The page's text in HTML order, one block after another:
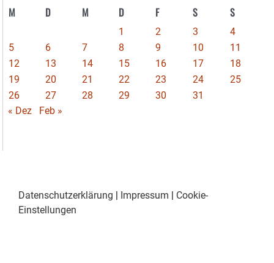
M D M D F S S
1 2 3
4
5
6 7 8 9 10
11
12
13 14 15 16 17
18
19
20 21 22 23 24
25
26
27 28 29 30
31
« Dez
Feb »
Datenschutzerklärung | Impressum | Cookie-
Einstellungen